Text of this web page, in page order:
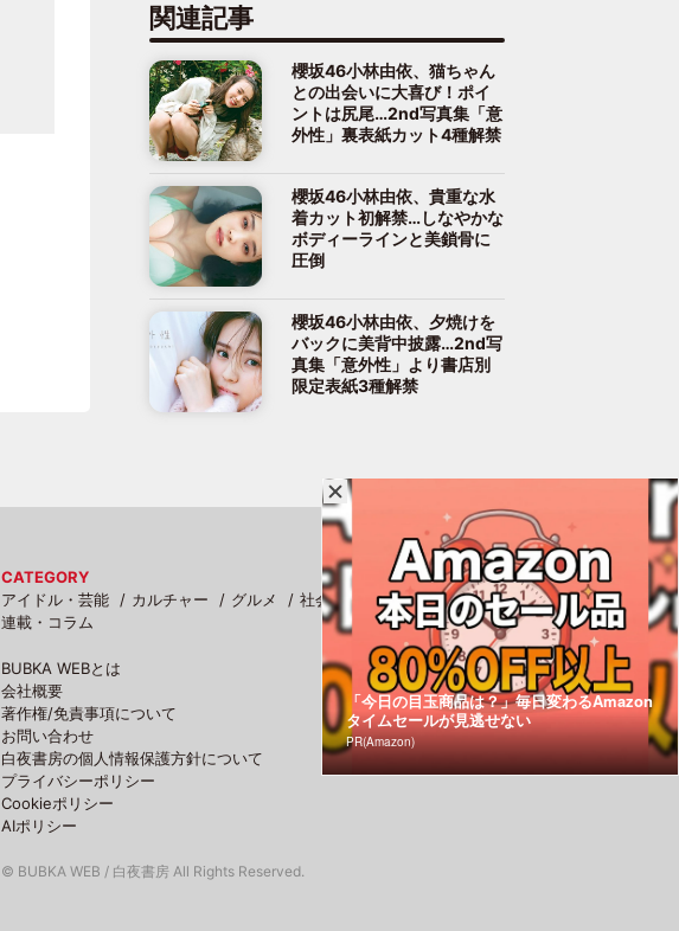
関連記事
櫻坂46小林由依、猫ちゃん
との出会いに大喜び！ポイ
ントは尻尾…2nd写真集「意
外性」裏表紙カット4種解禁
櫻坂46小林由依、貴重な水
着カット初解禁…しなやかな
ボディーラインと美鎖骨に
圧倒
櫻坂46小林由依、夕焼けを
バックに美背中披露…2nd写
真集「意外性」より書店別
限定表紙3種解禁
CATEGORY
アイドル・芸能
カルチャー グルメ 社会
スポーツ
連載・コラム
BUBKA WEBとは
会社概要
著作権/免責事項について
お問い合わせ
白夜書房の個人情報保護方針について
プライバシーポリシー
Cookieポリシー
AIポリシー
© BUBKA WEB / 白夜書房 All Rights Reserved.
「今日の目玉商品は？」毎日変わるAmazon
タイムセールが見逃せない
PR(Amazon)